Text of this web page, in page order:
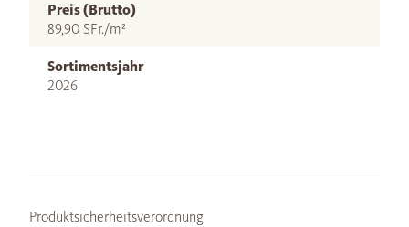
Preis (Brutto)
89,90 SFr./m²
Sortimentsjahr
2026
Produktsicherheitsverordnung